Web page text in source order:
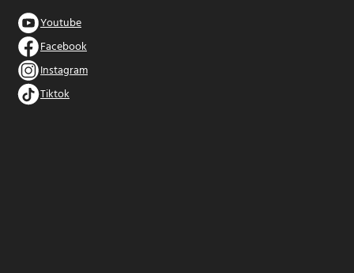
Youtube
Facebook
Instagram
Tiktok